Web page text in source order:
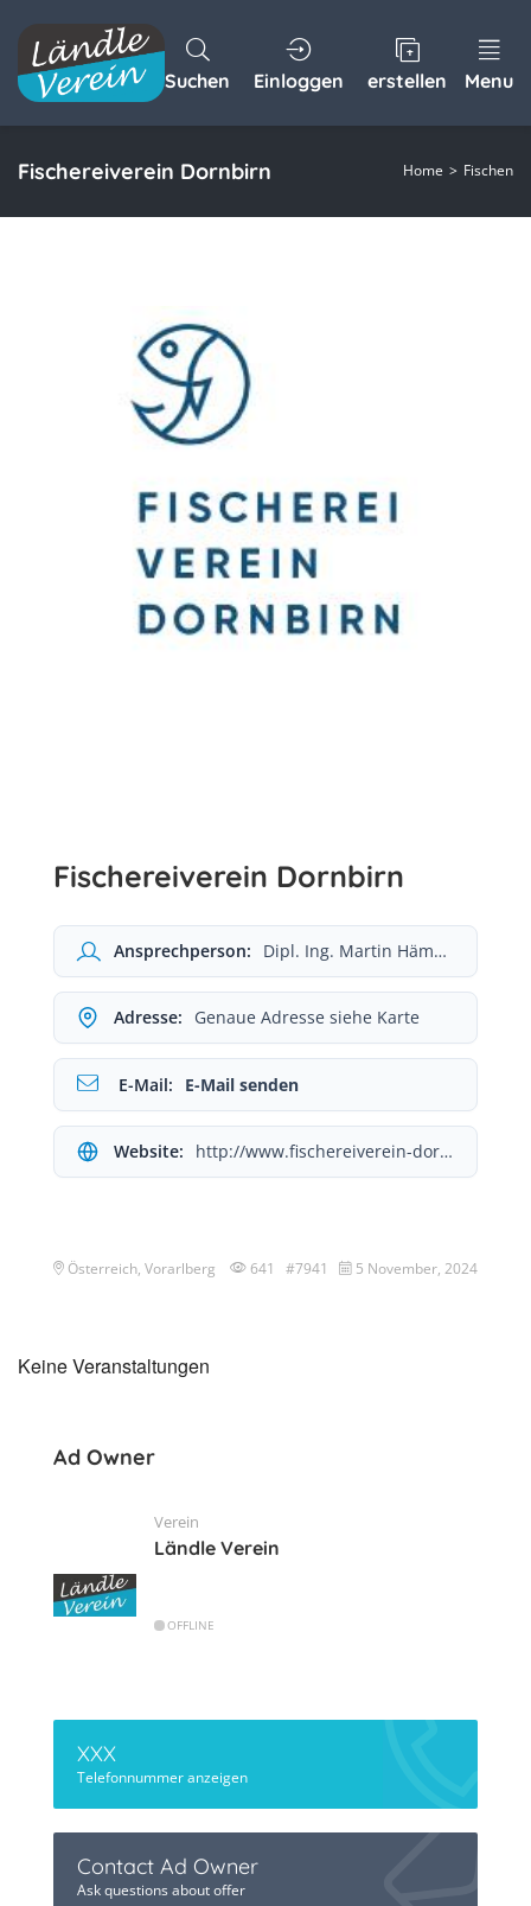
Suchen Einloggen erstellen Menu
Fischereiverein Dornbirn Home Fischen
Fischereiverein Dornbirn
Ansprechperson: Dipl. Ing. Martin Hämmerle
Adresse: Genaue Adresse siehe Karte
E-Mail: E-Mail senden
Website: http://www.fischereiverein-dornbirn.at/
Österreich, Vorarlberg 641 #7941 5 November, 2024
Keine Veranstaltungen
Ad Owner
Verein
Ländle Verein
OFFLINE
XXX
Telefonnummer anzeigen
Contact Ad Owner
Ask questions about offer